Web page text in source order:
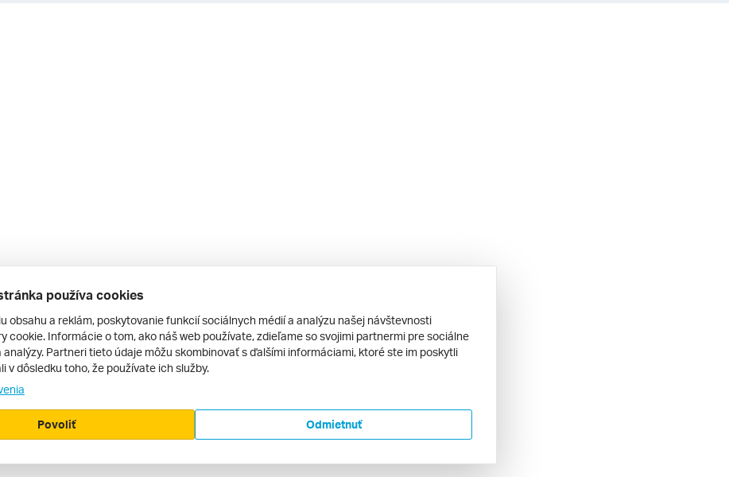
používa cookies
obsahu a reklám, poskytovanie funkcií sociálnych médií a analýzu našej návštevnosti
cookie. Informácie o tom, ako náš web používate, zdieľame so svojimi partnermi pre sociálne
analýzy. Partneri tieto údaje môžu skombinovať s ďalšími informáciami, ktoré ste im poskytli
v dôsledku toho, že používate ich služby.
Odmietnuť
Povoliť